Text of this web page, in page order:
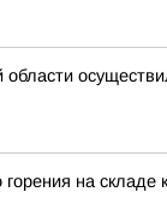
области
на складе